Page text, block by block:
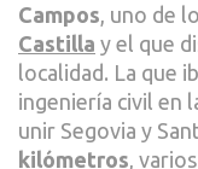
Campos , uno de
Castilla y el que
localidad. La que
ingeniería civil en
unir Segovia y
kilómetros ,